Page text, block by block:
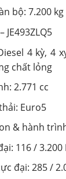
bộ: 7.200 kg
JE493ZLQ5
4 kỳ, 4
chất lỏng
2.771 cc
Euro5
& hành
116 / 3.200
đại: 285 /